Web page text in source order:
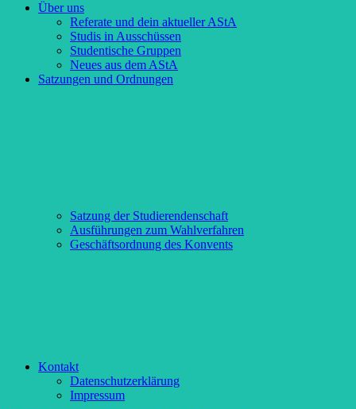
Über uns
Referate und dein aktueller AStA
Studis in Ausschüssen
Studentische Gruppen
Neues aus dem AStA
Satzungen und Ordnungen
Satzung der Studierendenschaft
Ausführungen zum Wahlverfahren
Geschäftsordnung des Konvents
Kontakt
Datenschutzerklärung
Impressum